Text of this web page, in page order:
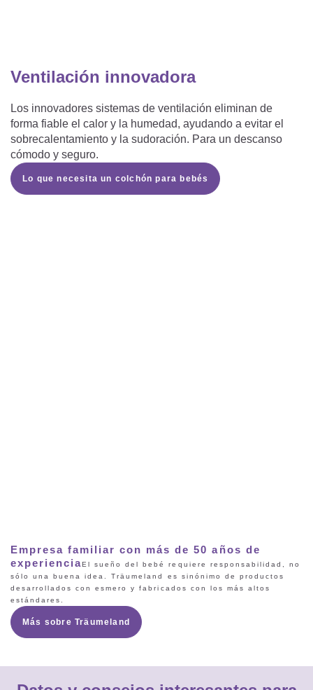
Ventilación innovadora
Los innovadores sistemas de ventilación eliminan de
forma fiable el calor y la humedad, ayudando a evitar el
sobrecalentamiento y la sudoración. Para un descanso
cómodo y seguro.
Lo que necesita un colchón para bebés
Empresa familiar con más de 50 años de
experienciaEl sueño del bebé requiere responsabilidad, no
sólo una buena idea. Träumeland es sinónimo de productos
desarrollados con esmero y fabricados con los más altos
estándares.
Más sobre Träumeland